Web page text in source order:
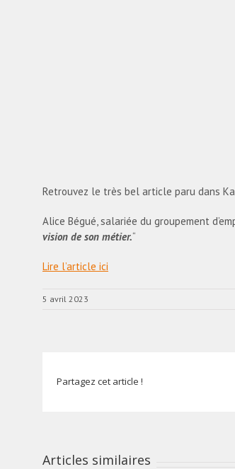
Retrouvez le très bel article paru dans
Alice Bégué, salariée du groupement
vision de son métier.“
Lire l’article ici
5 avril 2023
Partagez cet article !
Articles similaires